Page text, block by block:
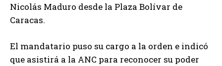
Nicolás Maduro desde la Plaza Bolívar de
Caracas.
El mandatario puso su cargo a la orden e indicó
que asistirá a la ANC para reconocer su poder